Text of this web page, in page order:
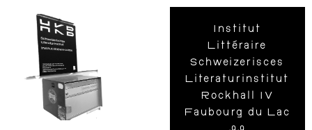
Institut
Littéraire
Schweizerisces
Literaturinstitut
Rockhall IV
Faubourg du Lac